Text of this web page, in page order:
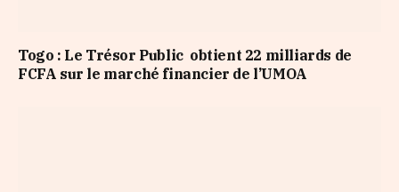
Togo : Le Trésor Public obtient 22 milliards de
FCFA sur le marché financier de l’UMOA